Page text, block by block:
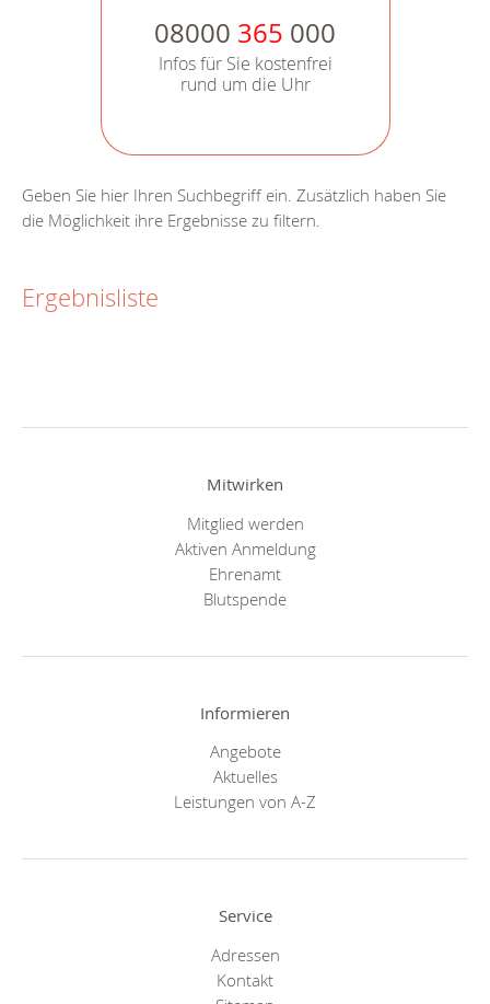
08000 365 000
Infos für Sie kostenfrei
rund um die Uhr
Geben Sie hier Ihren Suchbegriff ein. Zusätzlich haben Sie
die Möglichkeit ihre Ergebnisse zu filtern.
Ergebnisliste
Mitwirken
Mitglied werden
Aktiven Anmeldung
Ehrenamt
Blutspende
Informieren
Angebote
Aktuelles
Leistungen von A-Z
Service
Adressen
Kontakt